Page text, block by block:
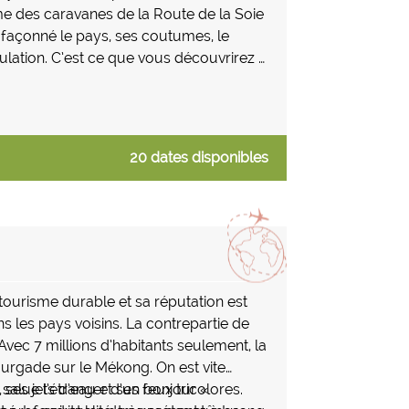
des caravanes de la Route de la Soie
le pays, ses coutumes, le
C’est ce que vous découvrirez à
20 dates disponibles
durable et sa réputation est
les pays voisins. La contrepartie de
7 millions d’habitants seulement, la
sur le Mékong. On est vite
jets d’eau et ses feux tricolores.
l’étranger d’un bonjour «